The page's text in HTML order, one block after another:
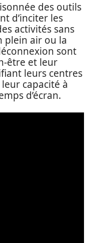
des outils
d’inciter les
activités sans
plein air ou la
sont
être et leur
leurs centres
capacité à
d’écran.